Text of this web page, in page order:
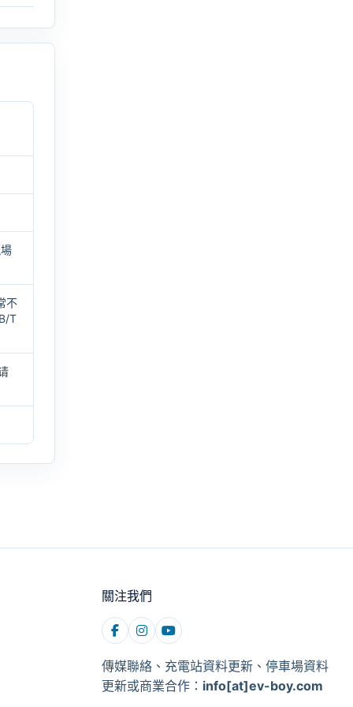
不
T
關注我們
傳媒聯絡、充電站資料更新、停車場資料
更新或商業合作： info[at]ev-boy.com